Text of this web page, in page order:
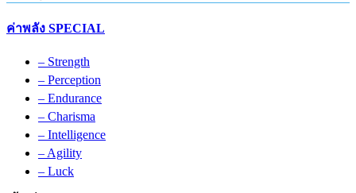
ค่าพลัง SPECIAL
– Strength
– Perception
– Endurance
– Charisma
– Intelligence
– Agility
– Luck